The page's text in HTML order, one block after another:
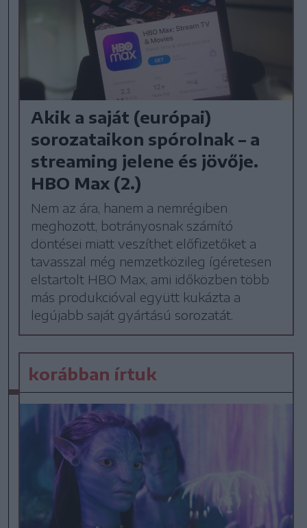
Akik a saját (európai)
sorozataikon spórolnak – a
streaming jelene és jövője.
HBO Max (2.)
Nem az ára, hanem a nemrégiben
meghozott, botrányosnak számító
döntései miatt veszíthet előfizetőket a
tavasszal még nemzetközileg ígéretesen
elstartolt HBO Max, ami időközben több
más produkcióval együtt kukázta a
legújabb saját gyártású sorozatát.
korábban írtuk